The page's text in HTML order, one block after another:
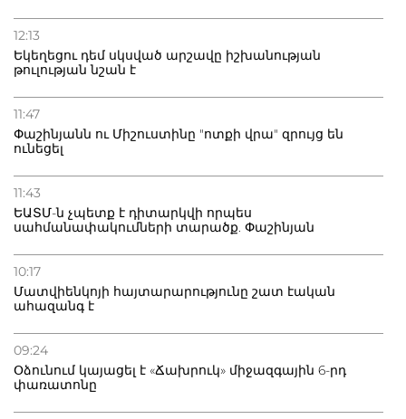
12:13
Եկեղեցու դեմ սկսված արշավը իշխանության
թուլության նշան է
11:47
Փաշինյանն ու Միշուստինը "ոտքի վրա" զրույց են
ունեցել
11:43
ԵԱՏՄ-ն չպետք է դիտարկվի որպես
սահմանափակումների տարածք. Փաշինյան
10:17
Մատվիենկոյի հայտարարությունը շատ էական
ահազանգ է
09:24
Օձունում կայացել է «Ճախրուկ» միջազգային 6-րդ
փառատոնը